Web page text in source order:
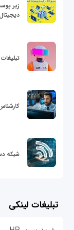
شبکه
تبلیغات لینکی